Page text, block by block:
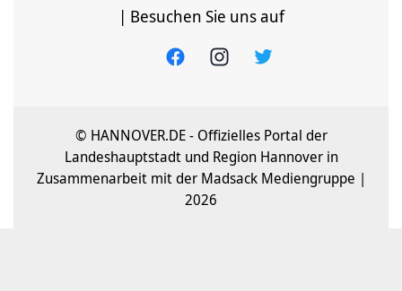
| Besuchen Sie uns auf
© HANNOVER.DE - Offizielles Portal der
Landeshauptstadt und Region Hannover in
Zusammenarbeit mit der Madsack Mediengruppe |
2026